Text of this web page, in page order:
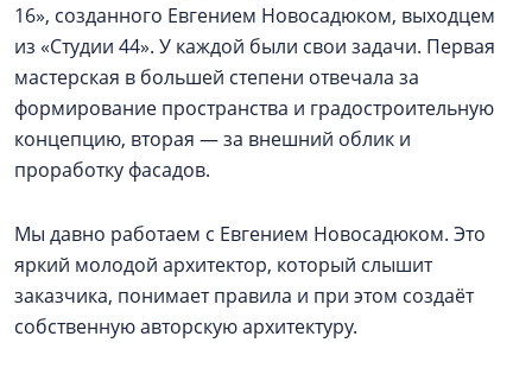
16», созданного Евгением Новосадюком, выходцем
из «Студии 44». У каждой были свои задачи. Первая
мастерская в большей степени отвечала за
формирование пространства и градостроительную
концепцию, вторая — за внешний облик и
проработку фасадов.
Мы давно работаем с Евгением Новосадюком. Это
яркий молодой архитектор, который слышит
заказчика, понимает правила и при этом создаёт
собственную авторскую архитектуру.